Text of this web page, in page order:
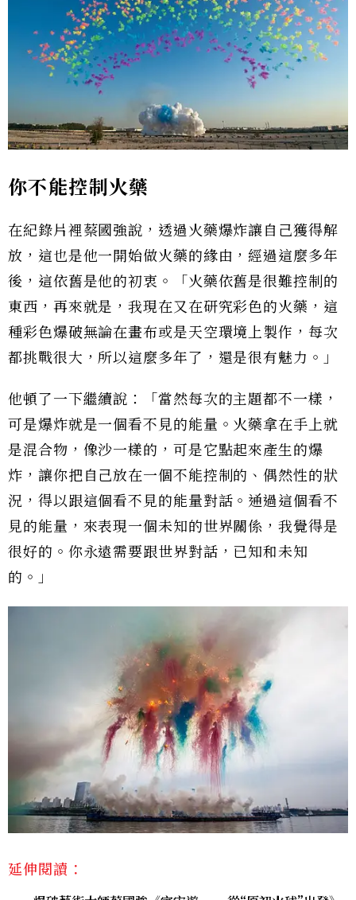
你不能控制火藥
在紀錄片裡蔡國強說，透過火藥爆炸讓自己獲得解
放，這也是他一開始做火藥的緣由，經過這麼多年
後，這依舊是他的初衷。「火藥依舊是很難控制的
東西，再來就是，我現在又在研究彩色的火藥，這
種彩色爆破無論在畫布或是天空環境上製作，每次
都挑戰很大，所以這麼多年了，還是很有魅力。」
他頓了一下繼續說：「當然每次的主題都不一樣，
可是爆炸就是一個看不見的能量。火藥拿在手上就
是混合物，像沙一樣的，可是它點起來產生的爆
炸，讓你把自己放在一個不能控制的、偶然性的狀
況，得以跟這個看不見的能量對話。通過這個看不
見的能量，來表現一個未知的世界關係，我覺得是
很好的。你永遠需要跟世界對話，已知和未知
的。」
延伸閱讀：